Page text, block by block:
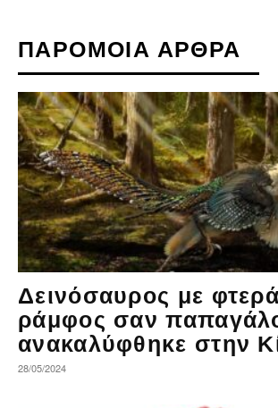
ΠΑΡΟΜΟΙΑ ΑΡΘΡΑ
Δεινόσαυρος με
ράμφος σαν
ανακαλύφθηκε στην
28/05/2024